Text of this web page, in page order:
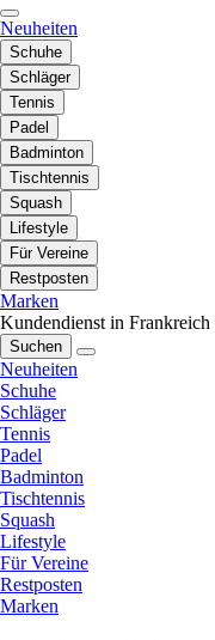
Neuheiten
Schuhe
Schläger
Tennis
Padel
Badminton
Tischtennis
Squash
Lifestyle
Für Vereine
Restposten
Marken
Kundendienst in Frankreich
Suchen
Neuheiten
Schuhe
Schläger
Tennis
Padel
Badminton
Tischtennis
Squash
Lifestyle
Für Vereine
Restposten
Marken